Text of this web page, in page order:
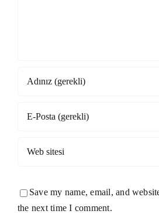
Save my name, email, and
the next time I comment.